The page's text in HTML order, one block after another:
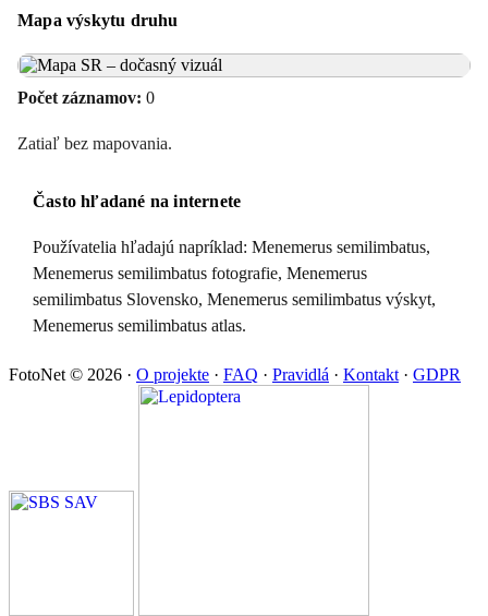
Mapa výskytu druhu
Počet záznamov: 0
Zatiaľ bez mapovania.
Často hľadané na internete
Používatelia hľadajú napríklad: Menemerus semilimbatus,
Menemerus semilimbatus fotografie, Menemerus
semilimbatus Slovensko, Menemerus semilimbatus výskyt,
Menemerus semilimbatus atlas.
FotoNet © 2026 · O projekte · FAQ · Pravidlá · Kontakt · GDPR